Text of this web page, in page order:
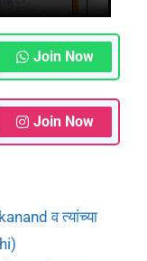
Join Now
Join Now
व त्यांच्या